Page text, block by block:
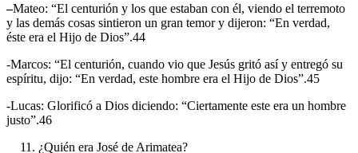
–Mateo: “El centurión y los que estaban con él, viendo el terremoto
y las demás cosas sintieron un gran temor y dijeron: “En verdad,
éste era el Hijo de Dios”.44
-Marcos: “El centurión, cuando vio que Jesús gritó así y entregó su
espíritu, dijo: “En verdad, este hombre era el Hijo de Dios”.45
-Lucas: Glorificó a Dios diciendo: “Ciertamente este era un hombre
justo”.46
¿Quién era José de Arimatea?